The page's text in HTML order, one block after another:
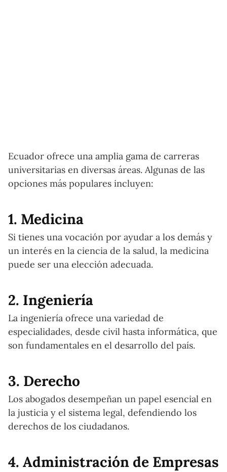
Ecuador ofrece una amplia gama de carreras
universitarias en diversas áreas. Algunas de las
opciones más populares incluyen:
1. Medicina
Si tienes una vocación por ayudar a los demás y
un interés en la ciencia de la salud, la medicina
puede ser una elección adecuada.
2. Ingeniería
La ingeniería ofrece una variedad de
especialidades, desde civil hasta informática, que
son fundamentales en el desarrollo del país.
3. Derecho
Los abogados desempeñan un papel esencial en
la justicia y el sistema legal, defendiendo los
derechos de los ciudadanos.
4. Administración de Empresas